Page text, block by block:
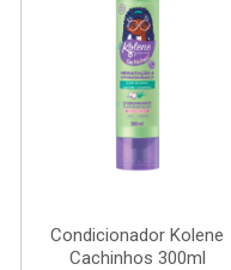
Condicionador Kolene
Cachinhos 300ml